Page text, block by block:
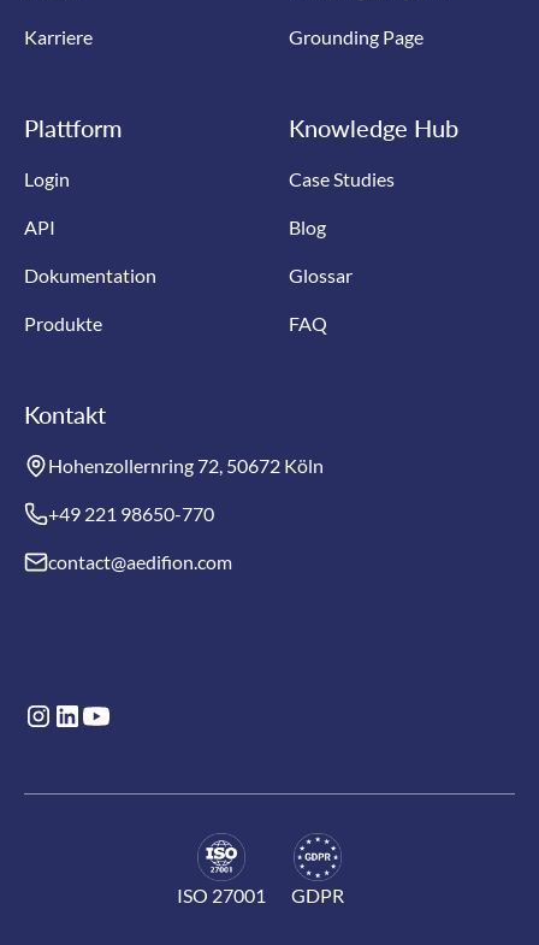
Karriere Grounding Page
Plattform
Login
API
Dokumentation
Produkte
Knowledge Hub
Case Studies
Blog
Glossar
FAQ
Kontakt
Hohenzollernring 72, 50672 Köln
+49 221 98650-770
contact@aedifion.com
ISO 27001 GDPR